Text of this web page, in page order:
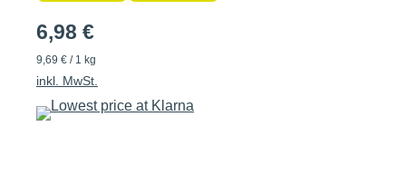
6,98 €
9,69 € / 1 kg
inkl. MwSt.